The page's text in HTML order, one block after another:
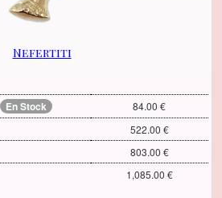
Nefertiti
En Stock
84.00 €
522.00 €
803.00 €
1,085.00 €